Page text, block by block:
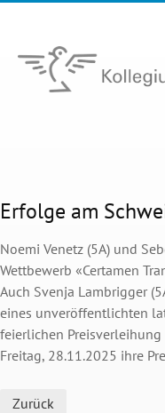
Erfolge am
Noemi Venetz (5A) und
Wettbewerb «Certamen
Auch Svenja Lambrigger
eines unveröffentlichten
feierlichen
Freitag, 28.11.2025 ihre
Zurück